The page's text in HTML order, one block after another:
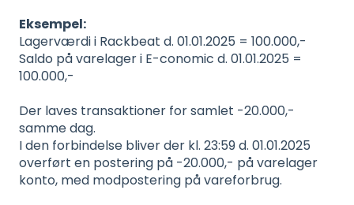
Eksempel:
Lagerværdi i Rackbeat d. 01.01.2025 = 100.000,-
Saldo på varelager i E-conomic d. 01.01.2025 =
100.000,-
Der laves transaktioner for samlet -20.000,-
samme dag.
I den forbindelse bliver der kl. 23:59 d. 01.01.2025
overført en postering på -20.000,- på varelager
konto, med modpostering på vareforbrug.